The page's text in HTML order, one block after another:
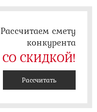
Рассчитаем смету
конкурента
СО СКИДКОЙ!
Рассчитать